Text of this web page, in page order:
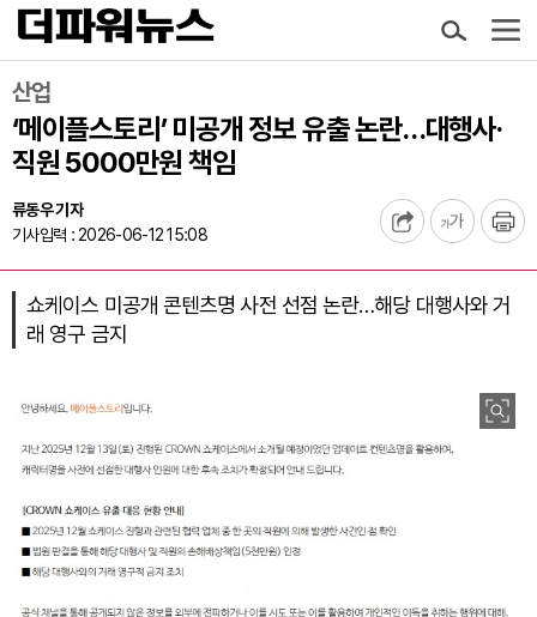
산업
‘메이플스토리’ 미공개 정보 유출 논란…대행사·
직원 5000만원 책임
류동우 기자
기사입력 : 2026-06-12 15:08
쇼케이스 미공개 콘텐츠명 사전 선점 논란…해당 대행사와 거
래 영구 금지